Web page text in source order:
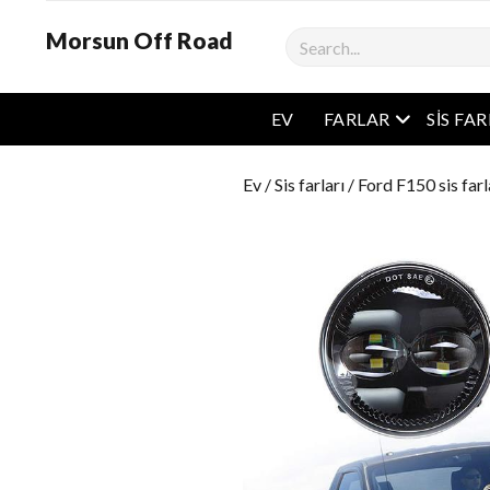
Morsun Off Road Aramak
EV FARLAR Açık Menü
SIS
Ev /Sis farları / Ford F150 sis